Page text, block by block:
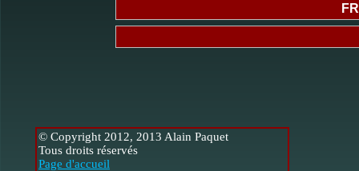
© Copyright 2012, 2013 Alain Paquet
Tous droits réservés
Page d'accueil